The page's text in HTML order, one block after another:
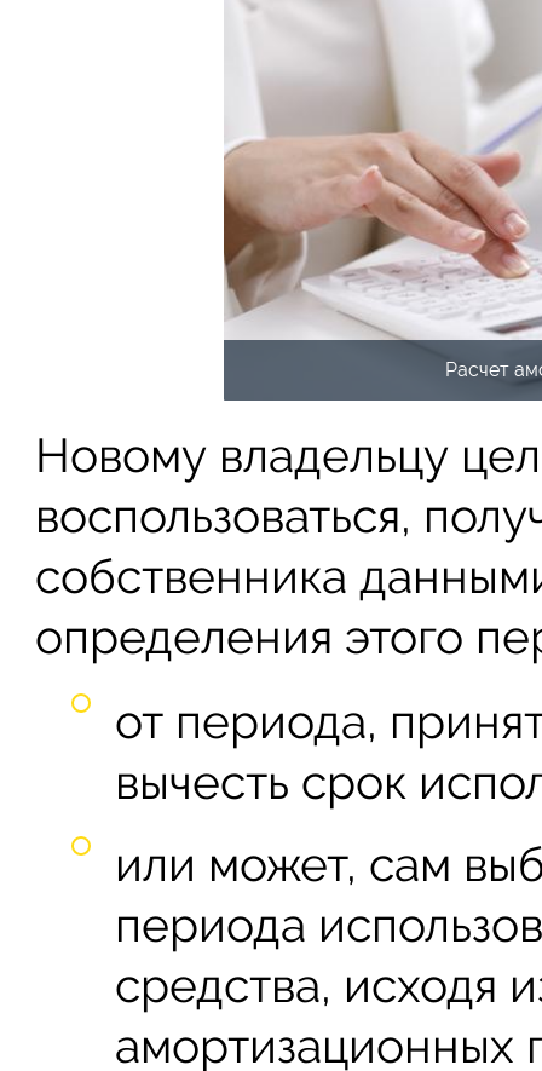
Расчет
Новому владельцу
воспользоваться,
собственника
определения этого
от периода,
вычесть срок
или может, сам
периода
средства, исходя
амортизационных